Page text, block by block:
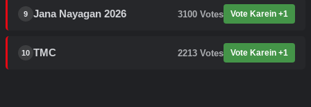
9 Jana Nayagan 2026 3100 Votes Vote Karein +1
10 TMC 2213 Votes Vote Karein +1